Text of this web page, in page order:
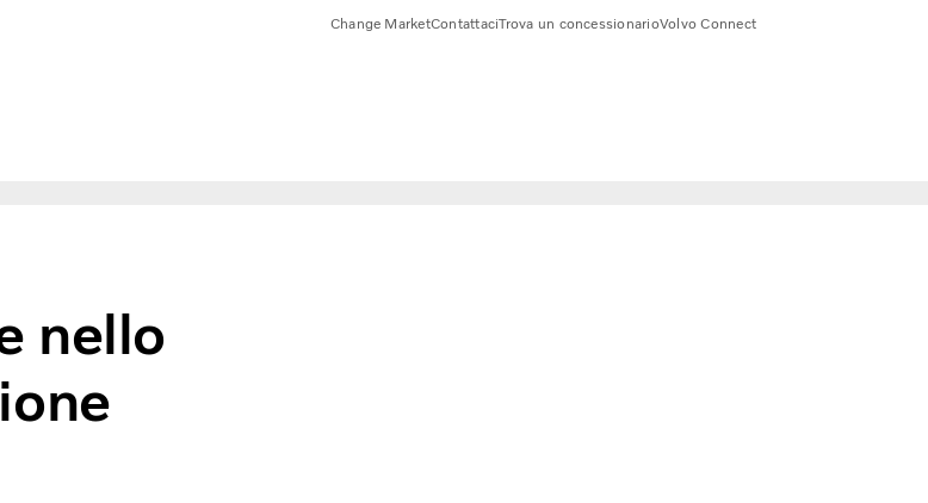
Change MarketContattaciTrova un concessionarioVolvo Connect
nello